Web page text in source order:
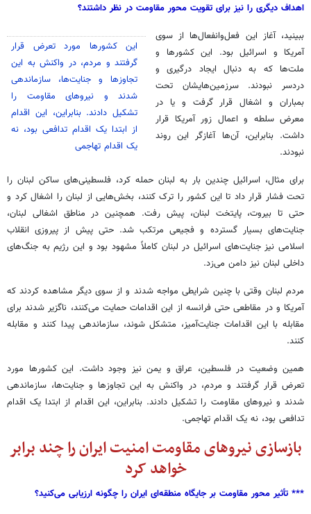
اهداف دیگری را نیز برای تقویت محور مقاومت در نظر داشتند؟
این کشورها مورد تعرض قرار
گرفتند و مردم، در واکنش به این
تجاوزها و جنایت‌ها، سازماندهی
شدند و نیروهای مقاومت را
تشکیل دادند. بنابراین، این اقدام
از ابتدا یک اقدام تدافعی بود، نه
یک اقدام تهاجمی
ببینید، آغاز این فعل‌وانفعال‌ها از سوی
آمریکا و اسرائیل بود. این کشورها و
ملت‌ها که به دنبال ایجاد درگیری و
دردسر نبودند. سرزمین‌هایشان تحت
بمباران و اشغال قرار گرفت و یا در
معرض سلطه و اعمال زور آمریکا قرار
داشت. بنابراین، آن‌ها آغازگر این روند
نبودند.
برای مثال، اسرائیل چندین بار به لبنان حمله کرد، فلسطینی‌های ساکن لبنان را
تحت فشار قرار داد تا این کشور را ترک کنند، بخش‌هایی از لبنان را اشغال کرد و
حتی تا بیروت، پایتخت لبنان، پیش رفت. همچنین در مناطق اشغالی لبنان،
جنایت‌های بسیار گسترده و فجیعی مرتکب شد. حتی پیش از پیروزی انقلاب
اسلامی نیز جنایت‌های اسرائیل در لبنان کاملاً مشهود بود و این رژیم به جنگ‌های
داخلی لبنان نیز دامن می‌زد.
مردم لبنان وقتی با چنین شرایطی مواجه شدند و از سوی دیگر مشاهده کردند که
آمریکا و در مقاطعی حتی فرانسه از این اقدامات حمایت می‌کنند، ناگزیر شدند برای
مقابله با این اقدامات جنایت‌آمیز، متشکل شوند، سازماندهی پیدا کنند و مقابله
کنند.
همین وضعیت در فلسطین، عراق و یمن نیز وجود داشت. این کشورها مورد
تعرض قرار گرفتند و مردم، در واکنش به این تجاوزها و جنایت‌ها، سازماندهی
شدند و نیروهای مقاومت را تشکیل دادند. بنابراین، این اقدام از ابتدا یک اقدام
تدافعی بود، نه یک اقدام تهاجمی.
بازسازی نیروهای مقاومت امنیت ایران را چند برابر
خواهد کرد
*** تأثیر محور مقاومت بر جایگاه منطقه‌ای ایران را چگونه ارزیابی می‌کنید؟